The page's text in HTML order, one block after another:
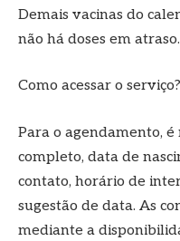
Demais vacinas do
não há doses em atraso.
Como acessar o serviço?
Para o agendamento,
completo, data de
contato, horário de
sugestão de data. As
mediante a